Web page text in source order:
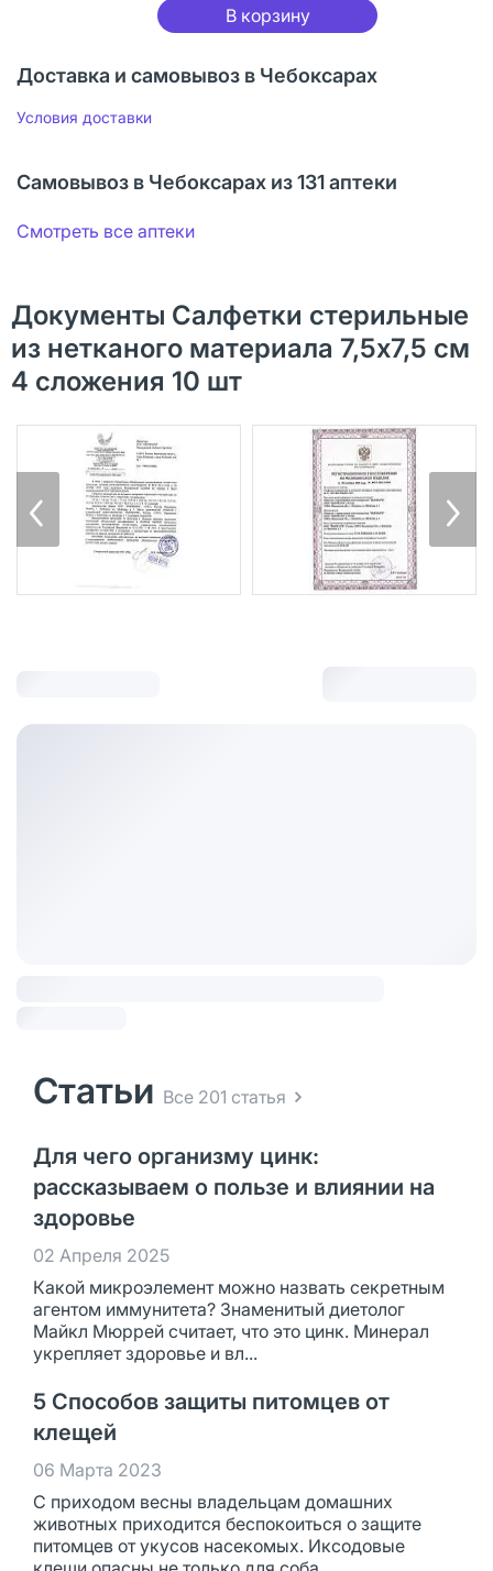
В корзину
Доставка и самовывоз в Чебоксарах
Условия доставки
Самовывоз в Чебоксарах из 131 аптеки
Смотреть все аптеки
Документы Салфетки стерильные
из нетканого материала 7,5х7,5 см
4 сложения 10 шт
Статьи Все 201 статья
Для чего организму цинк:
рассказываем о пользе и влиянии на
здоровье
02 Апреля 2025
Какой микроэлемент можно назвать секретным
агентом иммунитета? Знаменитый диетолог
Майкл Мюррей считает, что это цинк. Минерал
укрепляет здоровье и вл...
5 Способов защиты питомцев от
клещей
06 Марта 2023
С приходом весны владельцам домашних
животных приходится беспокоиться о защите
питомцев от укусов насекомых. Иксодовые